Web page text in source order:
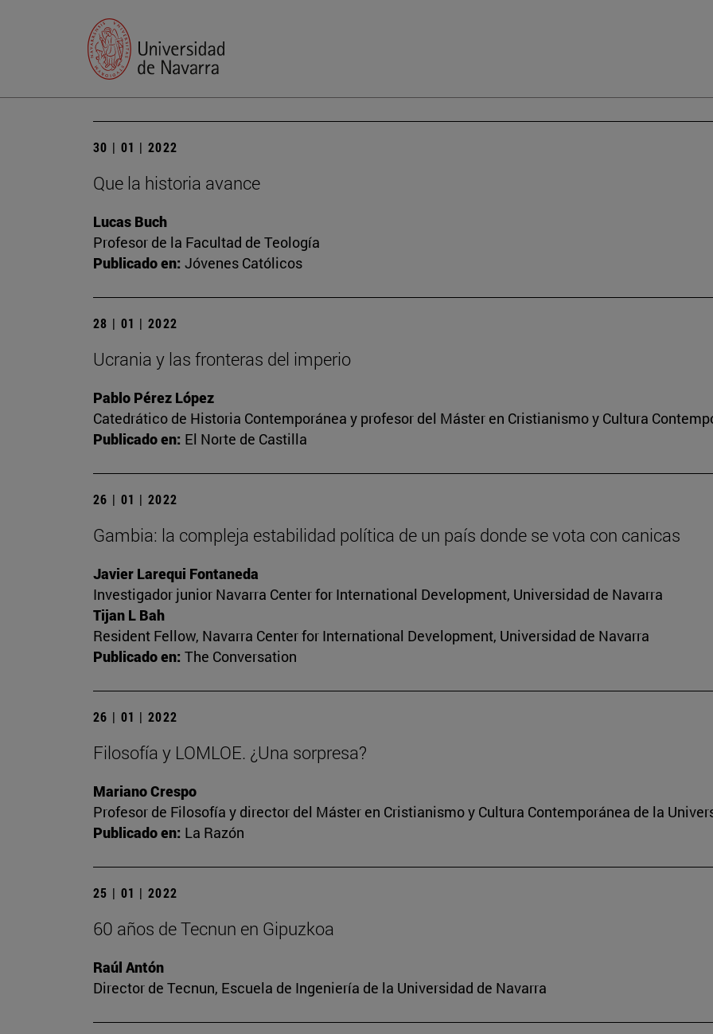
30 | 01 | 2022
Que la historia avance
Lucas Buch
Profesor de la Facultad de Teología
Publicado en: Jóvenes Católicos
28 | 01 | 2022
Ucrania y las fronteras del imperio
Pablo Pérez López
Catedrático de Historia Contemporánea y profesor del Máster en Cristianismo y Cultura
Publicado en: El Norte de Castilla
26 | 01 | 2022
Gambia: la compleja estabilidad política de un país donde se vota con canicas
Javier Larequi Fontaneda
Investigador junior Navarra Center for International Development, Universidad de Navarra
Tijan L Bah
Resident Fellow, Navarra Center for International Development, Universidad de Navarra
Publicado en: The Conversation
26 | 01 | 2022
Filosofía y LOMLOE. ¿Una sorpresa?
Mariano Crespo
Profesor de Filosofía y director del Máster en Cristianismo y Cultura Contemporánea de la
Publicado en: La Razón
25 | 01 | 2022
60 años de Tecnun en Gipuzkoa
Raúl Antón
Director de Tecnun, Escuela de Ingeniería de la Universidad de Navarra